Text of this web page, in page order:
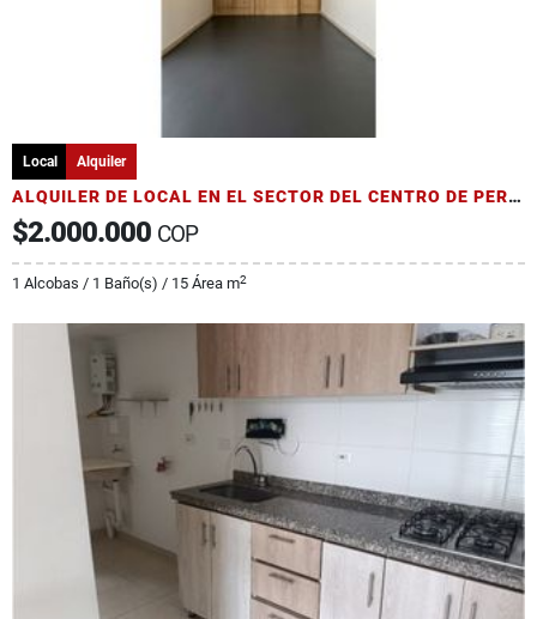
Local Alquiler
ALQUILER DE LOCAL EN EL SECTOR DEL CENTRO DE PEREIRA
$2.000.000 COP
1 Alcobas / 1 Baño(s) / 15 Área m2